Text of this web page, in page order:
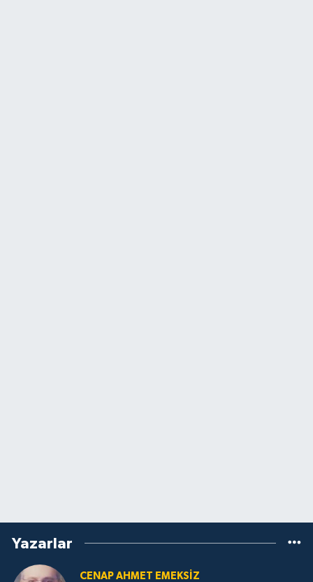
Yazarlar
CENAP AHMET EMEKSİZ